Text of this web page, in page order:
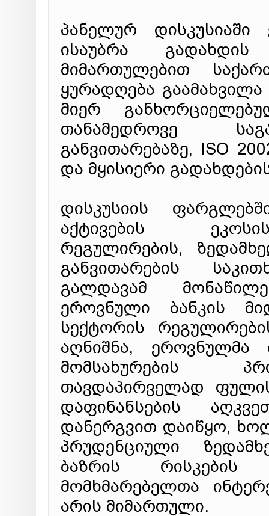
პანელურ
ისაუბრა გადახდის
მიმართულებით
ყურადღება
მიერ
თანამედროვე
განვითარებაზე, ISO
და მყისიერი
დისკუსიის
აქტივების
რეგულირების,
განვითარების
გალდავამ
ეროვნული ბანკის
სექტორის
აღნიშნა, ეროვნულმა
მომსახურების
თავდაპირველად
დაფინანსების
დანერგვით დაიწყო,
პრუდენციული
ბაზრის
მომხმარებელთა
არის მიმართული.